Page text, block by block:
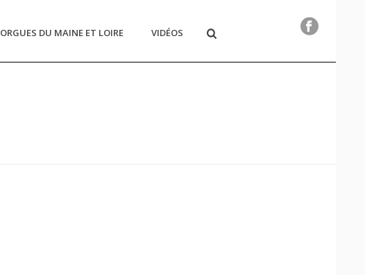
ORGUES DU MAINE ET LOIRE VIDÉOS